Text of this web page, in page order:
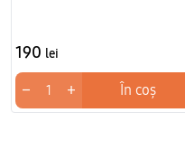
190 lei
− + În coș